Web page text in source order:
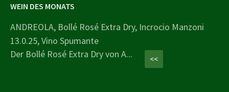
WEIN DES MONATS
ANDREOLA, Bollé Rosé Extra Dry, Incrocio Manzoni
13.0.25, Vino Spumante
Der Bollé Rosé Extra Dry von A...
<<